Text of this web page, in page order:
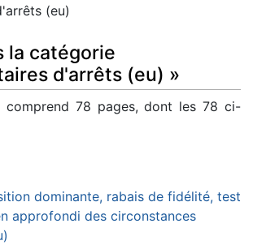
,rechercher
(eu)
la catégorie
d'arrêts (eu) »
comprend 78 pages, dont les 78 ci-
dominante, rabais de fidélité, test
approfondi des circonstances